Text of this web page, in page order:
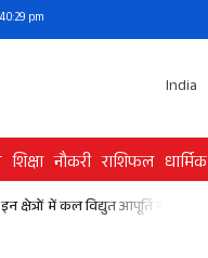
pm
India
शिक्षा नौकरी राशिफल धार्मिक
क्षेत्रों में कल विद्युत आपूर्ति रहेगी